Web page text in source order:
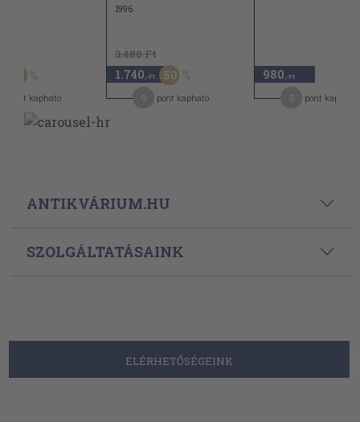
pont kapható
1996
3.480 Ft
1.740 ,-Ft 50
pont kapható
980 ,-Ft
pont kapható
ANTIKVÁRIUM.HU
SZOLGÁLTATÁSAINK
ELÉRHETŐSÉGEINK